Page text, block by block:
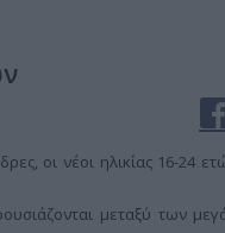
οι νέοι ηλικίας 16-24
μεταξύ των